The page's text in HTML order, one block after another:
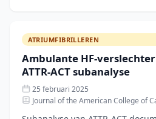
ATRIUMFIBRILLEREN
Ambulante HF-
ATTR-ACT subanalyse
25 februari 2025
Journal of the American College of